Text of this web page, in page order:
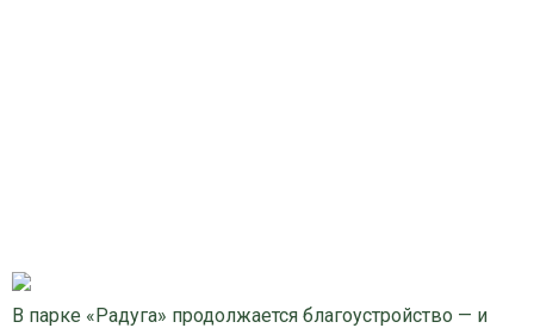
В парке «Радуга» продолжается благоустройство — и